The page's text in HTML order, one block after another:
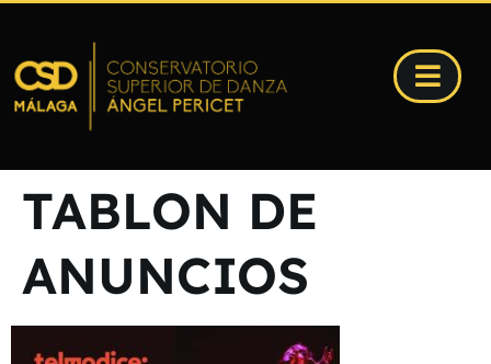
TABLON DE
ANUNCIOS